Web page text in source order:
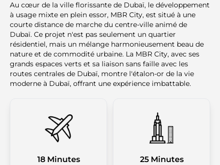
Au cœur de la ville florissante de Dubaï, le développement
à usage mixte en plein essor, MBR City, est situé à une
courte distance de marche du centre-ville animé de
Dubaï. Ce projet n'est pas seulement un quartier
résidentiel, mais un mélange harmonieusement beau de
nature et de commodité urbaine. La MBR City, avec ses
grands espaces verts et sa liaison sans faille avec les
routes centrales de Dubaï, montre l'étalon-or de la vie
moderne à Dubaï, offrant une expérience imbattable.
18 Minutes
25 Minutes